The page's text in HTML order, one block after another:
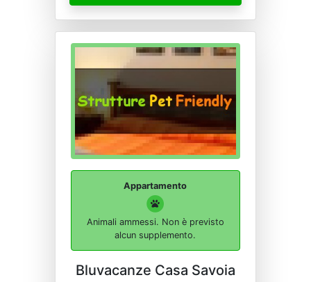
Appartamento
Animali ammessi. Non è previsto
alcun supplemento.
Bluvacanze Casa Savoia